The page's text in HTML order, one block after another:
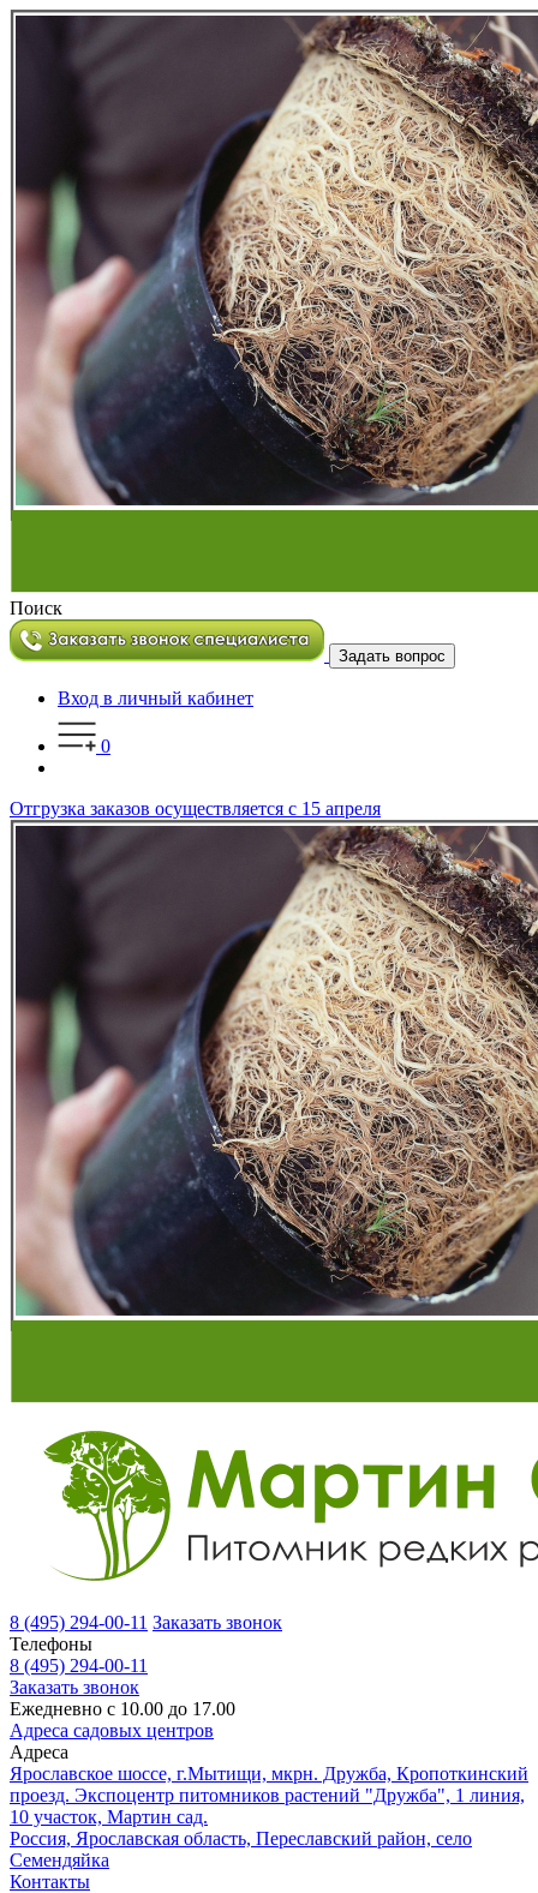
Поиск
Задать вопрос
Вход в личный кабинет
0
Отгрузка заказов осуществляется с 15 апреля
8 (495) 294-00-11 Заказать звонок
Телефоны
8 (495) 294-00-11
Заказать звонок
Ежедневно с 10.00 до 17.00
Адреса садовых центров
Адреса
Ярославское шоссе, г.Мытищи, мкрн. Дружба, Кропоткинский
проезд. Экспоцентр питомников растений "Дружба", 1 линия,
10 участок, Мартин сад.
Россия, Ярославская область, Переславский район, село
Семендяйка
Контакты